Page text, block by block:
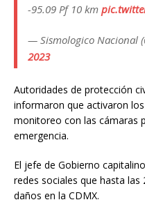
-95.09 Pf 10 km
— Sismologico Nacional
2023
Autoridades de protección
informaron que activaron
monitoreo con las cámaras
emergencia.
El jefe de Gobierno
redes sociales que hasta
daños en la CDMX.